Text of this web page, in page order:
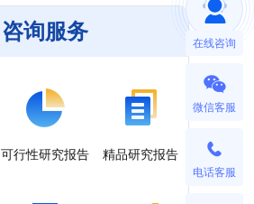
咨询服务
可行性研究报告 精品研究报告
在线咨询
微信客服
电话客服